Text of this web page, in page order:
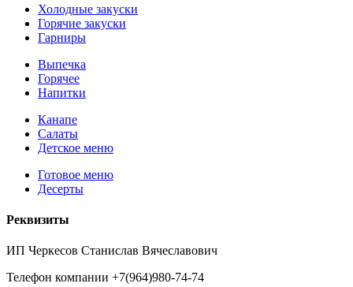
Холодные закуски
Горячие закуски
Гарниры
Выпечка
Горячее
Напитки
Канапе
Салаты
Детское меню
Готовое меню
Десерты
Реквизиты
ИП Черкесов Станислав Вячеславович
Телефон компании +7(964)980-74-74